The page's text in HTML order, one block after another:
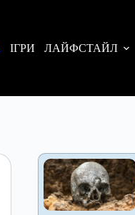
ІГРИ ЛАЙФСТАЙЛ